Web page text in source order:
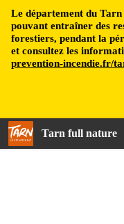
Le département du Tarn
pouvant entraîner des
forestiers, pendant la
et consultez les
prevention-incendie.fr/
Tarn full nature